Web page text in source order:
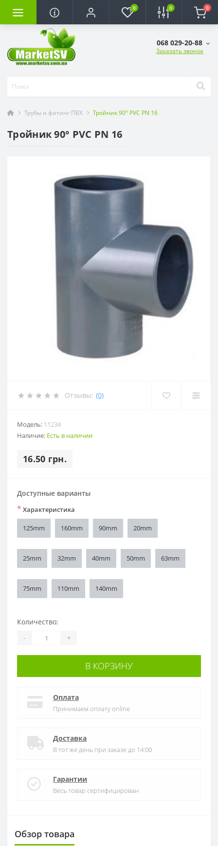
0 0 0
068 029-20-88
Заказать звонок
Трубы и фитинг ПВХ Тройник 90° PVC PN 16
Тройник 90° PVC PN 16
Отзывы: (0)
Модель: 11234
Наличие: Есть в наличии
16.50 грн.
Доступные варианты
* Характеристика
125mm 160mm 90mm 20mm
25mm 32mm 40mm 50mm 63mm
75mm 110mm 140mm
Количество:
- +
В КОРЗИНУ
Оплата
Принимаем оплату online
Доставка
В тот же день при заказе до 14:00
Гарантии
Весь товар сертифицирован
Обзор товара